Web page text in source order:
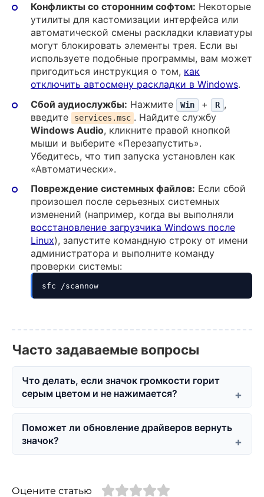
Конфликты со сторонним софтом: Некоторые
утилиты для кастомизации интерфейса или
автоматической смены раскладки клавиатуры
могут блокировать элементы трея. Если вы
используете подобные программы, вам может
пригодиться инструкция о том, как
отключить автосмену раскладки в Windows.
Сбой аудиослужбы: Нажмите Win + R ,
введите
services.msc . Найдите службу
Windows Audio, кликните правой кнопкой
мыши и выберите «Перезапустить».
Убедитесь, что тип запуска установлен как
«Автоматически».
Повреждение системных файлов: Если сбой
произошел после серьезных системных
изменений (например, когда вы выполняли
восстановление загрузчика Windows после
Linux), запустите командную строку от имени
администратора и выполните команду
проверки системы:
sfc /scannow
Часто задаваемые вопросы
Что делать, если значок громкости горит
серым цветом и не нажимается?
Поможет ли обновление драйверов вернуть
значок?
Оцените статью